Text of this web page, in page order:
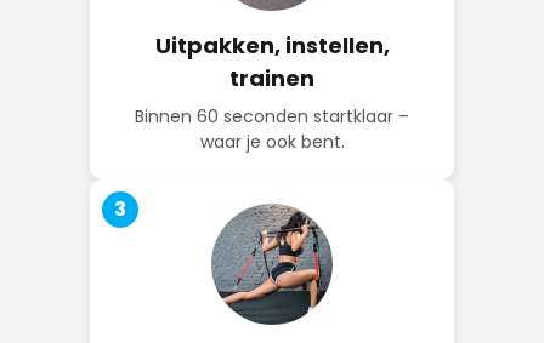
Uitpakken, instellen,
trainen
Binnen 60 seconden startklaar –
waar je ook bent.
3